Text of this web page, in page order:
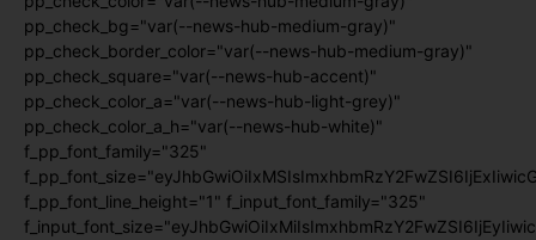
pp_check_bg="var(--news-hub-medium-gray)"
pp_check_border_color="var(--news-hub-medium-gray)"
pp_check_square="var(--news-hub-accent)"
pp_check_color_a="var(--news-hub-light-grey)"
pp_check_color_a_h="var(--news-hub-white)"
f_pp_font_family="325"
f_pp_font_line_height="1" f_input_font_family="325"